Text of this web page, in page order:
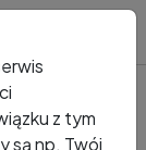
z tym
są np. Twój